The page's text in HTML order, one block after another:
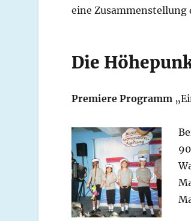
eine Zusammenstellung
Die
Premiere Programm